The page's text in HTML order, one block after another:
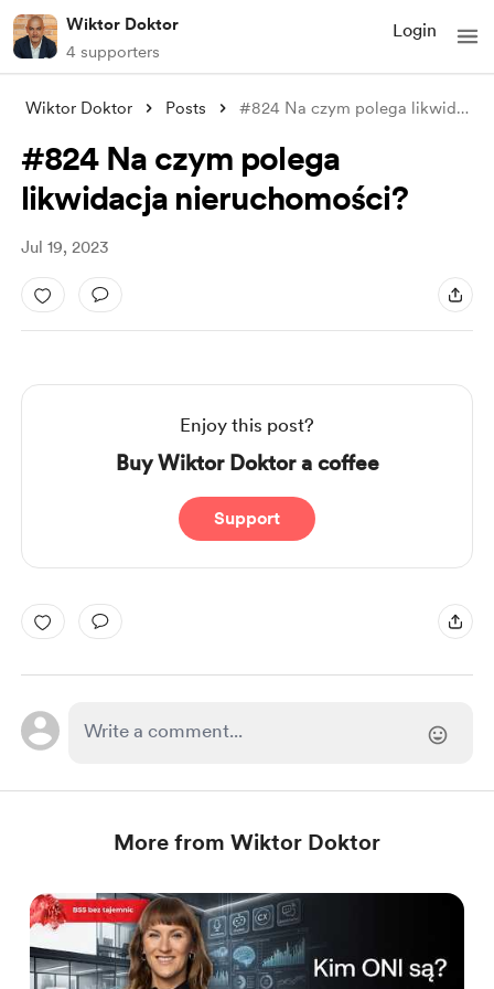
Wiktor Doktor
4 supporters
Login
Wiktor Doktor Posts #824 Na czym polega likwidacja nieruchom
#824 Na czym polega
likwidacja nieruchomości?
Jul 19, 2023
Enjoy this post?
Buy Wiktor Doktor a coffee
Support
More from Wiktor Doktor